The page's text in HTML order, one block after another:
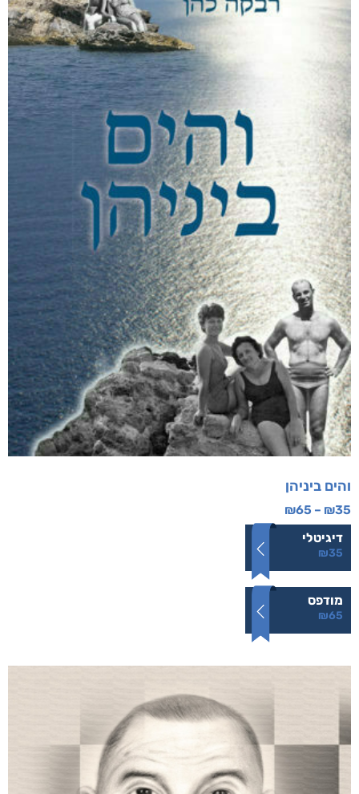
והים ביניהן
₪35
–
₪65
דיגיטלי
₪35
מודפס
₪65